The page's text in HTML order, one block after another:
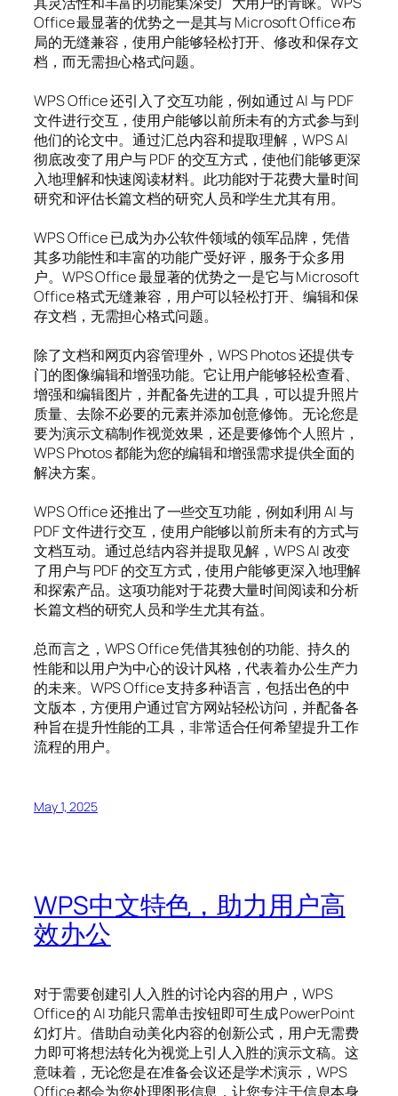
Office 最显著的优势之一是其与 Microsoft Office 布
局的无缝兼容，使用户能够轻松打开、修改和保存文
档，而无需担心格式问题。
WPS Office 还引入了交互功能，例如通过 AI 与 PDF
文件进行交互，使用户能够以前所未有的方式参与到
他们的论文中。通过汇总内容和提取理解，WPS AI
彻底改变了用户与 PDF 的交互方式，使他们能够更深
入地理解和快速阅读材料。此功能对于花费大量时间
研究和评估长篇文档的研究人员和学生尤其有用。
WPS Office 已成为办公软件领域的领军品牌，凭借
其多功能性和丰富的功能广受好评，服务于众多用
户。WPS Office 最显著的优势之一是它与 Microsoft
Office 格式无缝兼容，用户可以轻松打开、编辑和保
存文档，无需担心格式问题。
除了文档和网页内容管理外，WPS Photos 还提供专
门的图像编辑和增强功能。它让用户能够轻松查看、
增强和编辑图片，并配备先进的工具，可以提升照片
质量、去除不必要的元素并添加创意修饰。无论您是
要为演示文稿制作视觉效果，还是要修饰个人照片，
WPS Photos 都能为您的编辑和增强需求提供全面的
解决方案。
WPS Office 还推出了一些交互功能，例如利用 AI 与
PDF 文件进行交互，使用户能够以前所未有的方式与
文档互动。通过总结内容并提取见解，WPS AI 改变
了用户与 PDF 的交互方式，使用户能够更深入地理解
和探索产品。这项功能对于花费大量时间阅读和分析
长篇文档的研究人员和学生尤其有益。
总而言之，WPS Office 凭借其独创的功能、持久的
性能和以用户为中心的设计风格，代表着办公生产力
的未来。WPS Office 支持多种语言，包括出色的中
文版本，方便用户通过官方网站轻松访问，并配备各
种旨在提升性能的工具，非常适合任何希望提升工作
流程的用户。
May 1, 2025
WPS中文特色，助力用户高
效办公
对于需要创建引人入胜的讨论内容的用户，WPS
Office 的 AI 功能只需单击按钮即可生成 PowerPoint
幻灯片。借助自动美化内容的创新公式，用户无需费
力即可将想法转化为视觉上引人入胜的演示文稿。这
意味着，无论您是在准备会议还是学术演示，WPS
Office 都会为您处理图形信息，让您专注于信息本身